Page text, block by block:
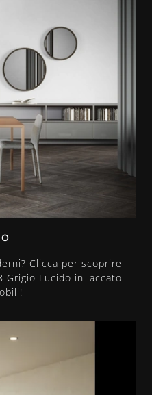
Clicca per scoprire
Grigio Lucido in laccato